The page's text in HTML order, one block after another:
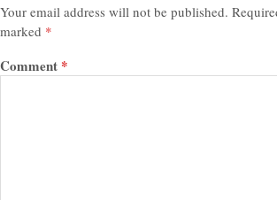
Your email address will not be published.
marked *
Comment *